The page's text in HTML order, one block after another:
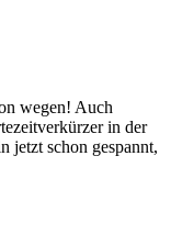
wegen! Auch
in der
jetzt schon gespannt,